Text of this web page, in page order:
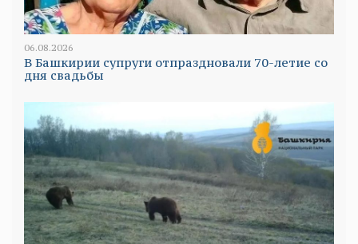
06.08.2026
В Башкирии супруги отпраздновали 70-летие со
дня свадьбы